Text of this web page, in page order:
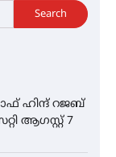
Search
ഹിന്ദ് റജബ്
ആഗസ്റ്റ് 7